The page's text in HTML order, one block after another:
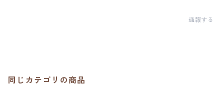
通報する
同じカテゴリの商品